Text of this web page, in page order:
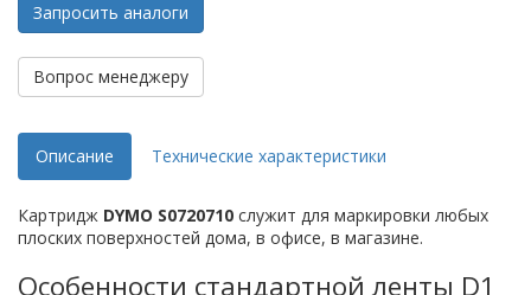
Запросить аналоги
Вопрос менеджеру
Описание Технические характеристики
Картридж DYMO S0720710 служит для маркировки любых
плоских поверхностей дома, в офисе, в магазине.
Особенности стандартной ленты D1